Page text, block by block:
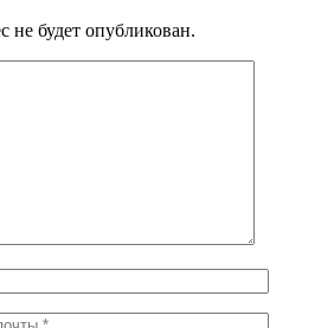
не будет опубликован.